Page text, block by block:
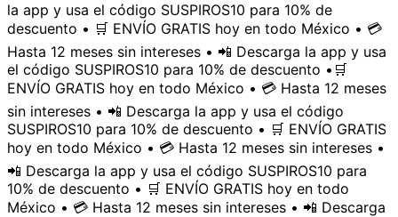
la app y usa el código SUSPIROS10 para 10% de
descuento • 🛒 ENVÍO GRATIS hoy en todo México • 💳
Hasta 12 meses sin intereses • 📲 Descarga la app y usa
el código SUSPIROS10 para 10% de descuento • 🛒
ENVÍO GRATIS hoy en todo México • 💳 Hasta 12 meses
sin intereses • 📲 Descarga la app y usa el código
SUSPIROS10 para 10% de descuento • 🛒 ENVÍO GRATIS
hoy en todo México • 💳 Hasta 12 meses sin intereses •
📲 Descarga la app y usa el código SUSPIROS10 para
10% de descuento • 🛒 ENVÍO GRATIS hoy en todo
México • 💳 Hasta 12 meses sin intereses • 📲 Descarga